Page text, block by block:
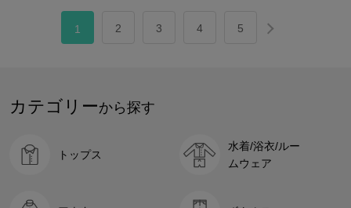
1 2 3 4 5
カテゴリーから探す
トップス
水着/浴衣/ルー
ムウェア